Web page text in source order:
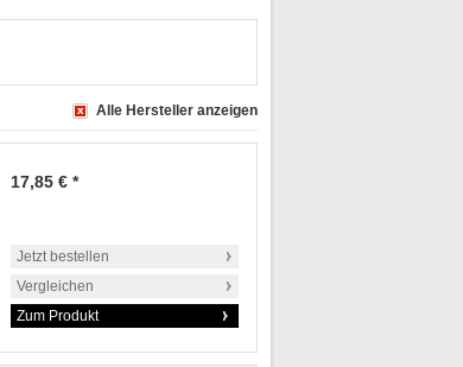
Alle Hersteller anzeigen
17,85 € *
Jetzt bestellen
Vergleichen
Zum Produkt